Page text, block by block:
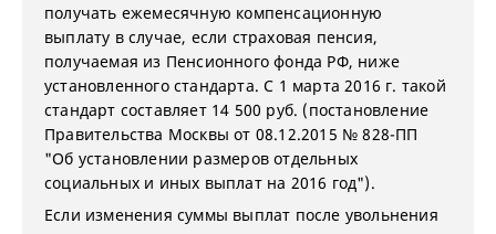
получать ежемесячную компенсационную
выплату в случае, если страховая пенсия,
получаемая из Пенсионного фонда РФ, ниже
установленного стандарта. С 1 марта 2016 г. такой
стандарт составляет 14 500 руб. (постановление
Правительства Москвы от 08.12.2015 № 828-ПП
"Об установлении размеров отдельных
социальных и иных выплат на 2016 год").
Если изменения суммы выплат после увольнения